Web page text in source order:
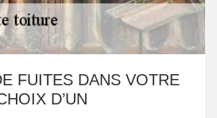
FUITES DANS VOTRE
D’UN